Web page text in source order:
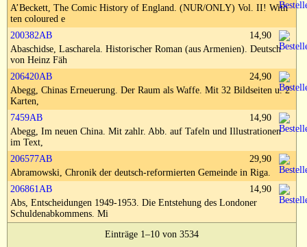
A’Beckett, The Comic History of England. (NUR/ONLY) Vol. II! With
ten coloured e
200382AB
Abaschidse, Lascharela. Historischer Roman (aus Armenien). Deutsch
von Heinz Fäh
14,90
206420AB
Abegg, Chinas Erneuerung. Der Raum als Waffe. Mit 32 Bildseiten u. 2
Karten,
24,90
7459AB
Abegg, Im neuen China. Mit zahlr. Abb. auf Tafeln und Illustrationen
im Text,
14,90
206577AB
Abramowski, Chronik der deutsch-reformierten Gemeinde in Riga.
29,90
206861AB
Abs, Entscheidungen 1949-1953. Die Entstehung des Londoner
Schuldenabkommens. Mi
14,90
Einträge 1–10 von 3534